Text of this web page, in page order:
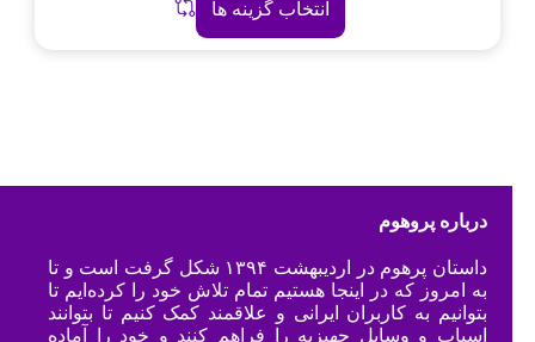
انتخاب گزینه ها
درباره پروهوم
داستان پرهوم در اردیبهشت ۱۳۹۴ شکل گرفت است و تا
به امروز که در اینجا هستیم تمام تلاش خود را کرده‌ایم تا
بتوانیم به کاربران ایرانی و علاقمند کمک کنیم تا بتوانند
اسباب و وسایل جهیزیه را فراهم کنند و خود را آماده